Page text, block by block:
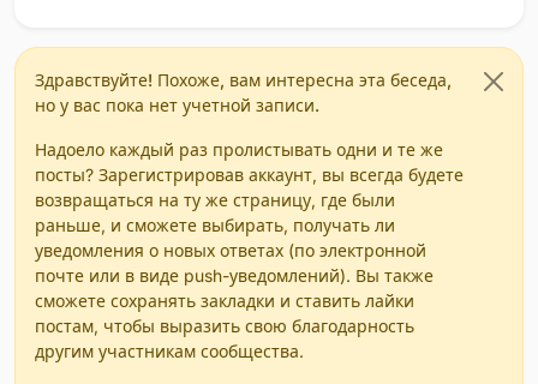
Здравствуйте! Похоже, вам интересна эта беседа,
но у вас пока нет учетной записи.
Надоело каждый раз пролистывать одни и те же
посты? Зарегистрировав аккаунт, вы всегда будете
возвращаться на ту же страницу, где были
раньше, и сможете выбирать, получать ли
уведомления о новых ответах (по электронной
почте или в виде push-уведомлений). Вы также
сможете сохранять закладки и ставить лайки
постам, чтобы выразить свою благодарность
другим участникам сообщества.